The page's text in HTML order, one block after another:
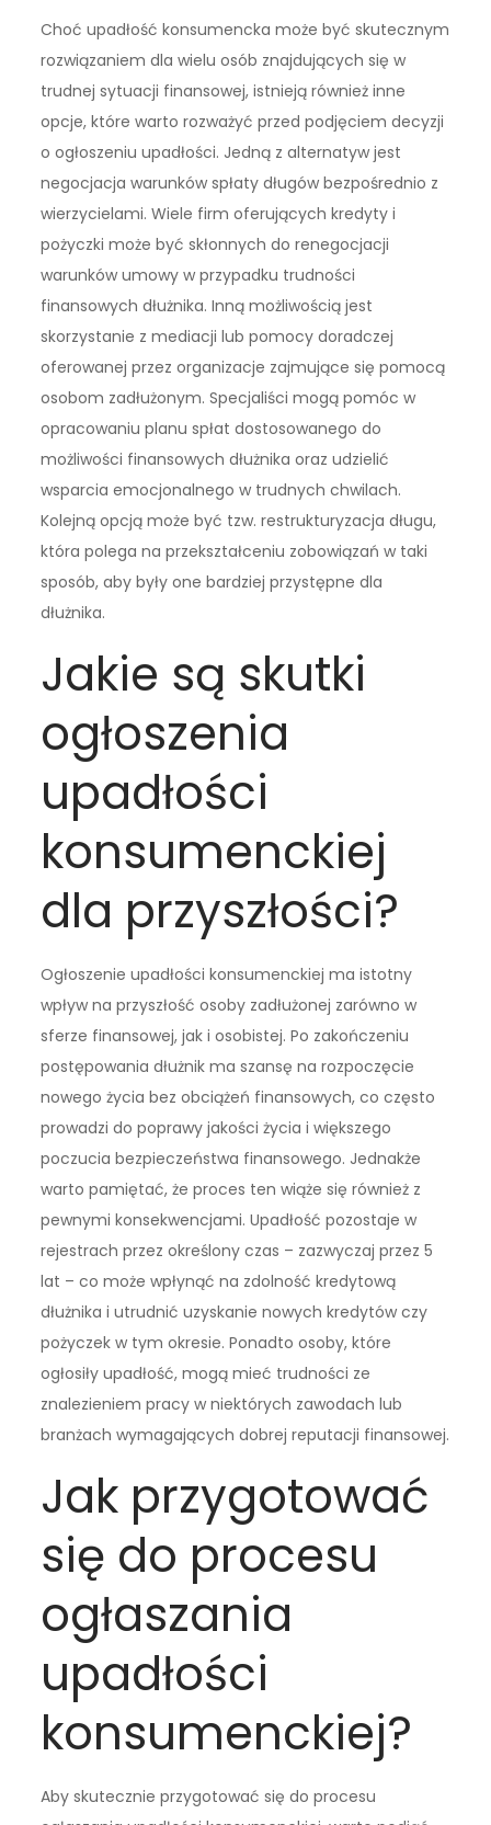
Choć upadłość konsumencka może być skutecznym
rozwiązaniem dla wielu osób znajdujących się w
trudnej sytuacji finansowej, istnieją również inne
opcje, które warto rozważyć przed podjęciem decyzji
o ogłoszeniu upadłości. Jedną z alternatyw jest
negocjacja warunków spłaty długów bezpośrednio z
wierzycielami. Wiele firm oferujących kredyty i
pożyczki może być skłonnych do renegocjacji
warunków umowy w przypadku trudności
finansowych dłużnika. Inną możliwością jest
skorzystanie z mediacji lub pomocy doradczej
oferowanej przez organizacje zajmujące się pomocą
osobom zadłużonym. Specjaliści mogą pomóc w
opracowaniu planu spłat dostosowanego do
możliwości finansowych dłużnika oraz udzielić
wsparcia emocjonalnego w trudnych chwilach.
Kolejną opcją może być tzw. restrukturyzacja długu,
która polega na przekształceniu zobowiązań w taki
sposób, aby były one bardziej przystępne dla
dłużnika.
Jakie są skutki
ogłoszenia
upadłości
konsumenckiej
dla przyszłości?
Ogłoszenie upadłości konsumenckiej ma istotny
wpływ na przyszłość osoby zadłużonej zarówno w
sferze finansowej, jak i osobistej. Po zakończeniu
postępowania dłużnik ma szansę na rozpoczęcie
nowego życia bez obciążeń finansowych, co często
prowadzi do poprawy jakości życia i większego
poczucia bezpieczeństwa finansowego. Jednakże
warto pamiętać, że proces ten wiąże się również z
pewnymi konsekwencjami. Upadłość pozostaje w
rejestrach przez określony czas – zazwyczaj przez 5
lat – co może wpłynąć na zdolność kredytową
dłużnika i utrudnić uzyskanie nowych kredytów czy
pożyczek w tym okresie. Ponadto osoby, które
ogłosiły upadłość, mogą mieć trudności ze
znalezieniem pracy w niektórych zawodach lub
branżach wymagających dobrej reputacji finansowej.
Jak przygotować
się do procesu
ogłaszania
upadłości
konsumenckiej?
Aby skutecznie przygotować się do procesu